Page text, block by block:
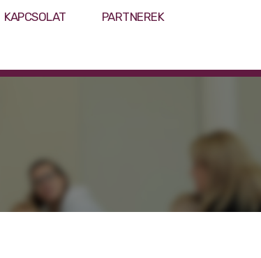
KAPCSOLAT PARTNEREK